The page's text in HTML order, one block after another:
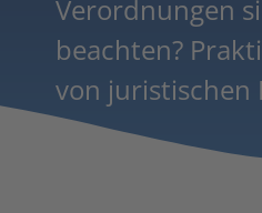
Verordnungen
beachten?
von juristischen